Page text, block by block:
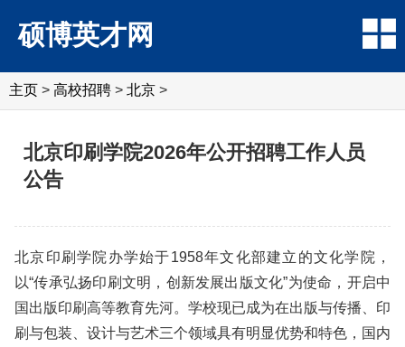
硕博英才网
主页 > 高校招聘 > 北京 >
北京印刷学院2026年公开招聘工作人员
公告
北京印刷学院办学始于1958年文化部建立的文化学院，
以“传承弘扬印刷文明，创新发展出版文化”为使命，开启中
国出版印刷高等教育先河。学校现已成为在出版与传播、印
刷与包装、设计与艺术三个领域具有明显优势和特色，国内